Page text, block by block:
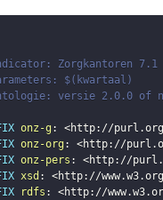
Zorgkantoren 7.1
$(kwartaal)
versie 2.0.0 of
onz-g : <http://
onz-org : <http://
onz-pers : <http://
xsd : <http://www.w3.org/
rdfs : <http://